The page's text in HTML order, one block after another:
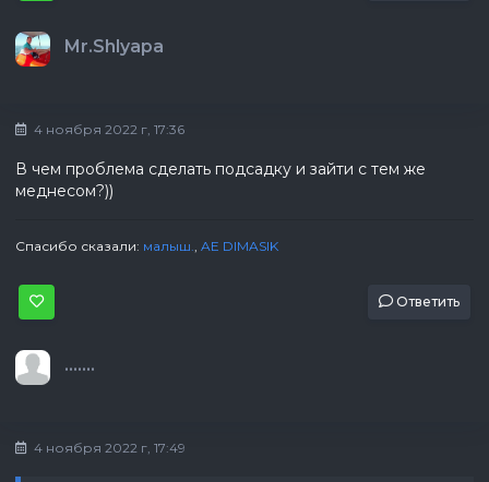
Mr.Shlyapa
4 ноября 2022 г, 17:36
В чем проблема сделать подсадку и зайти с тем же
меднесом?))
Спасибо сказали: малыш., AE DIMASIK
Ответить
.......
4 ноября 2022 г, 17:49